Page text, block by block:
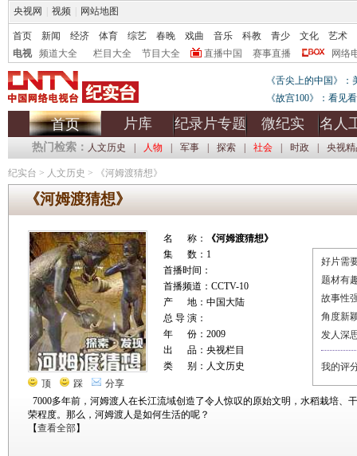
央视网 视频 网站地图
首页 新闻 经济 体育 综艺 春晚 戏曲 音乐 科教 青少 文化
艺术
电视
频道大全 栏目大全 节目大全 直播中国 赛事直播 网络
《舌尖上的中国》
《故宫100》：看见
首页 片库 纪录片专题 微纪实 名人
热门检索： 人文历史 人物 军事 探索 社会 时政 央视
纪实台 > 人文历史 > 《河姆渡猜想》
《河姆渡猜想》
顶 踩 分享
名 称：
《河姆渡猜想》
集 数：1
首播时间：
首播频道：CCTV-10
产 地：中国大陆
总 导 演：
年 份：2009
出 品：央视栏目
类 别：人文历史
7000多年前，河姆渡人在长江流域创造了令人惊叹的原始文明，水稻栽培、
荣程度。那么，河姆渡人是如何生活的呢？
【查看全部】
好片需
题材有
故事性
角度新
发人深
我的评